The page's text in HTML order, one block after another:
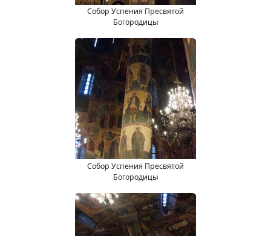
Собор Успения Пресвятой
Богородицы
Собор Успения Пресвятой
Богородицы